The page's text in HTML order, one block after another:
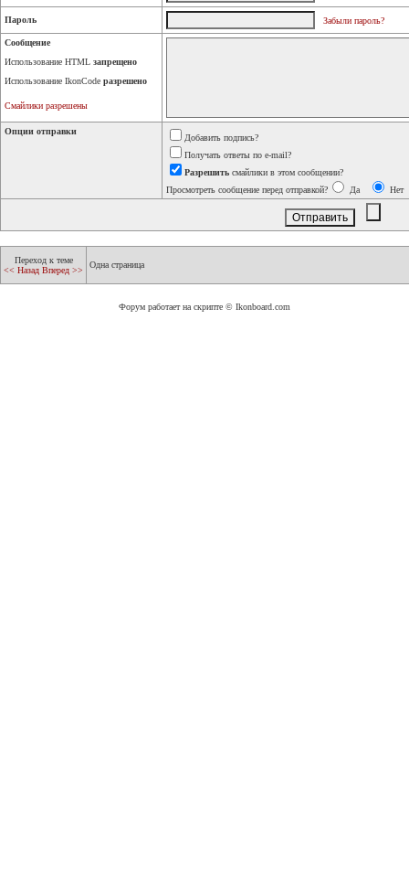
Пароль Забыли пароль?
Сообщение
Использование HTML запрещено
Использование IkonCode разрешено
Смайлики разрешены
Опции отправки
Добавить подпись?
Получать ответы по e-mail?
Разрешить смайлики в этом сообщении?
Просмотреть сообщение перед отправкой?
Да Нет
Переход к теме
<< Назад Вперед >>
Одна страница
Форум работает на скрипте © Ikonboard.com